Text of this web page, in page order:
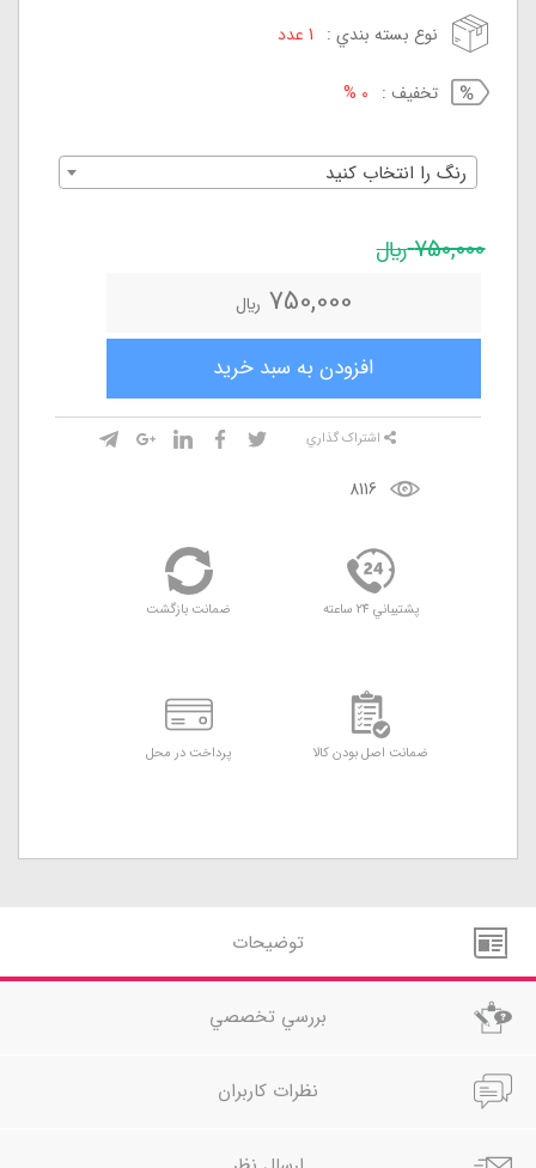
نوع بسته بندي : 1 عدد
تخفيف : 0 %
رنگ را انتخاب کنيد
750,000 ريال
750,000 ريال
افزودن به سبد خريد
8116
اشتراک گذاري
پشتيباني 24 ساعته ضمانت بازگشت
ضمانت اصل بودن کالا پرداخت در محل
توضيحات
بررسي تخصصي
نظرات کاربران